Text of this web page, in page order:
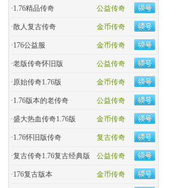
公益传奇
·1.76精品传奇
金币传奇
·散人复古传奇
金币传奇
·176公益服
公益传奇
·老版传奇怀旧版
金币传奇
·原始传奇1.76版
公益传奇
·1.76版本的老传奇
金币传奇
·盛大热血传奇1.76版
复古传奇
·1.76怀旧版传奇
公益传奇
·复古传奇1.76复古经典版
金币传奇
·176复古版本